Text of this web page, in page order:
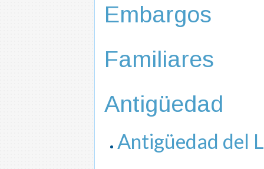
Embargos
Familiares
Antigüedad
Antigüedad del